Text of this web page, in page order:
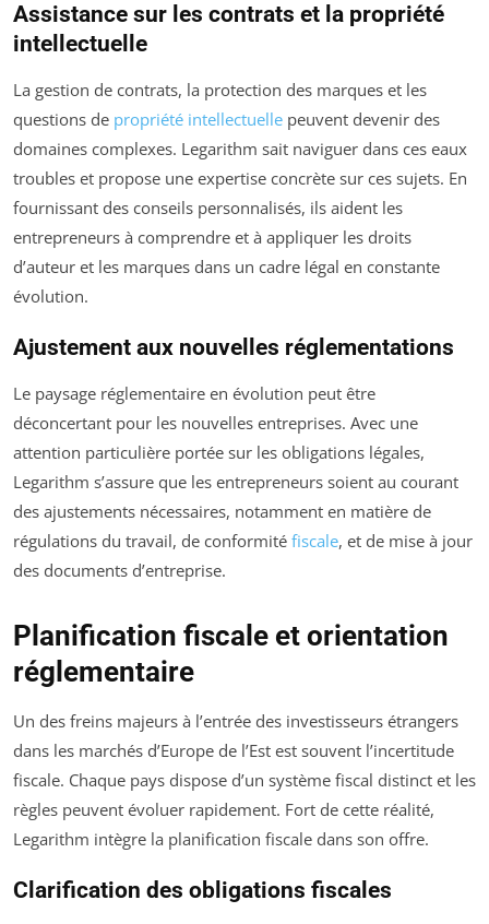
Assistance sur les contrats et la propriété
intellectuelle
La gestion de contrats, la protection des marques et les
questions de propriété intellectuelle peuvent devenir des
domaines complexes. Legarithm sait naviguer dans ces eaux
troubles et propose une expertise concrète sur ces sujets. En
fournissant des conseils personnalisés, ils aident les
entrepreneurs à comprendre et à appliquer les droits
d’auteur et les marques dans un cadre légal en constante
évolution.
Ajustement aux nouvelles réglementations
Le paysage réglementaire en évolution peut être
déconcertant pour les nouvelles entreprises. Avec une
attention particulière portée sur les obligations légales,
Legarithm s’assure que les entrepreneurs soient au courant
des ajustements nécessaires, notamment en matière de
régulations du travail, de conformité fiscale, et de mise à jour
des documents d’entreprise.
Planification fiscale et orientation
réglementaire
Un des freins majeurs à l’entrée des investisseurs étrangers
dans les marchés d’Europe de l’Est est souvent l’incertitude
fiscale. Chaque pays dispose d’un système fiscal distinct et les
règles peuvent évoluer rapidement. Fort de cette réalité,
Legarithm intègre la planification fiscale dans son offre.
Clarification des obligations fiscales